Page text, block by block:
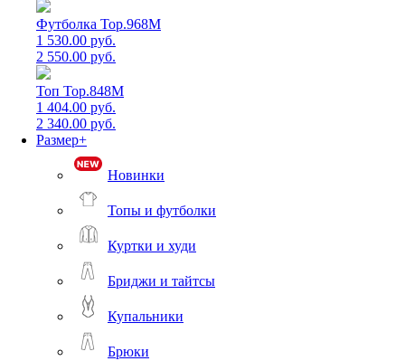
Футболка Top.968M
1 530.00 руб.
2 550.00 руб.
Топ Top.848M
1 404.00 руб.
2 340.00 руб.
Размер+
Новинки
Топы и футболки
Куртки и худи
Бриджи и тайтсы
Купальники
Брюки